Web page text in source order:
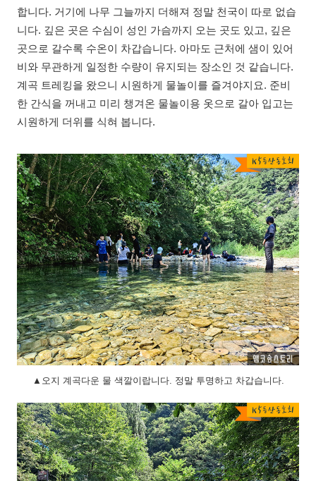
합니다. 거기에 나무 그늘까지 더해져 정말 천국이 따로 없습
니다. 깊은 곳은 수심이 성인 가슴까지 오는 곳도 있고, 깊은
곳으로 갈수록 수온이 차갑습니다. 아마도 근처에 샘이 있어
비와 무관하게 일정한 수량이 유지되는 장소인 것 같습니다.
계곡 트레킹을 왔으니 시원하게 물놀이를 즐겨야지요. 준비
한 간식을 꺼내고 미리 챙겨온 물놀이용 옷으로 갈아 입고는
시원하게 더위를 식혀 봅니다.
▲오지 계곡다운 물 색깔이랍니다. 정말 투명하고 차갑습니다.